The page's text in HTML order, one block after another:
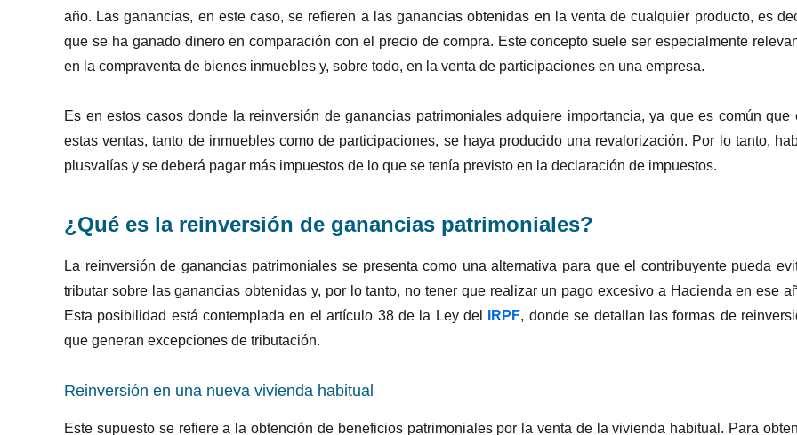
año. Las ganancias, en este caso, se refieren a las ganancias obtenidas en la venta de cualquier producto, es
que se ha ganado dinero en comparación con el precio de compra. Este concepto suele ser especialmente
en la compraventa de bienes inmuebles y, sobre todo, en la venta de participaciones en una empresa.
Es en estos casos donde la reinversión de ganancias patrimoniales adquiere importancia, ya que es común que
estas ventas, tanto de inmuebles como de participaciones, se haya producido una revalorización. Por lo tanto,
plusvalías y se deberá pagar más impuestos de lo que se tenía previsto en la declaración de impuestos.
¿Qué es la reinversión de ganancias patrimoniales?
La reinversión de ganancias patrimoniales se presenta como una alternativa para que el contribuyente pueda
tributar sobre las ganancias obtenidas y, por lo tanto, no tener que realizar un pago excesivo a Hacienda en ese
Esta posibilidad está contemplada en el artículo 38 de la Ley del
IRPF, donde se detallan las formas de
que generan excepciones de tributación.
Reinversión en una nueva vivienda habitual
Este supuesto se refiere a la obtención de beneficios patrimoniales por la venta de la vivienda habitual. Para